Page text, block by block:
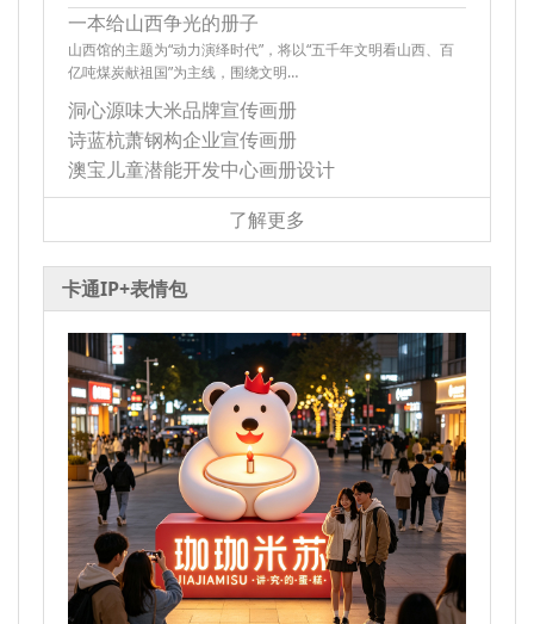
一本给山西争光的册子
山西馆的主题为“动力演绎时代”，将以“五千年文明看山西、百
亿吨煤炭献祖国”为主线，围绕文明…
洞心源味大米品牌宣传画册
诗蓝杭萧钢构企业宣传画册
澳宝儿童潜能开发中心画册设计
了解更多
卡通IP+表情包